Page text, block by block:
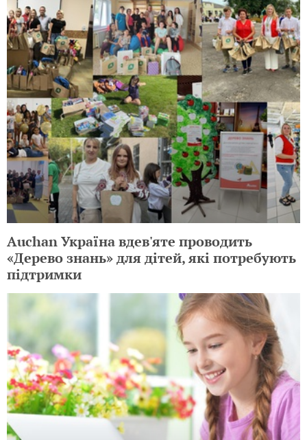
Auchan Україна вдев'яте проводить
«Дерево знань» для дітей, які потребують
підтримки